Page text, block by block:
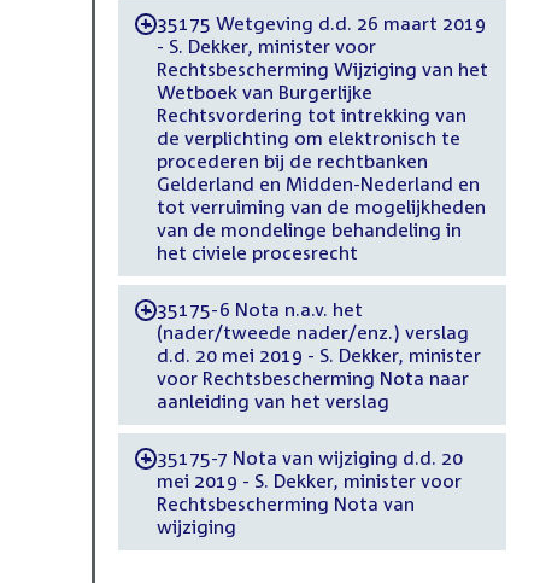
-35175 Wetgeving d.d. 26 maart 2019
- S. Dekker, minister voor
Rechtsbescherming Wijziging van het
Wetboek van Burgerlijke
Rechtsvordering tot intrekking van
de verplichting om elektronisch te
procederen bij de rechtbanken
Gelderland en Midden-Nederland en
tot verruiming van de mogelijkheden
van de mondelinge behandeling in
het civiele procesrecht
-35175-6 Nota n.a.v. het
(nader/tweede nader/enz.) verslag
d.d. 20 mei 2019 - S. Dekker, minister
voor Rechtsbescherming Nota naar
aanleiding van het verslag
-35175-7 Nota van wijziging d.d. 20
mei 2019 - S. Dekker, minister voor
Rechtsbescherming Nota van
wijziging